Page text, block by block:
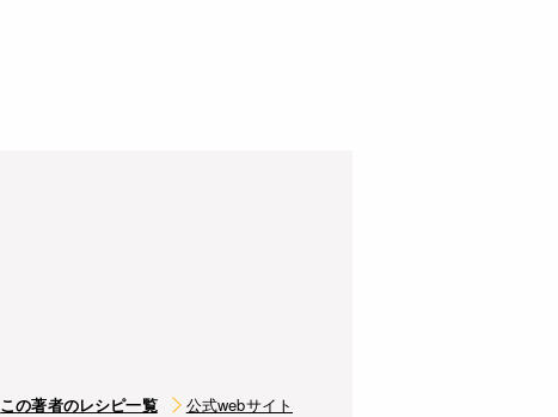
この著者のレシピ一覧 公式webサイト